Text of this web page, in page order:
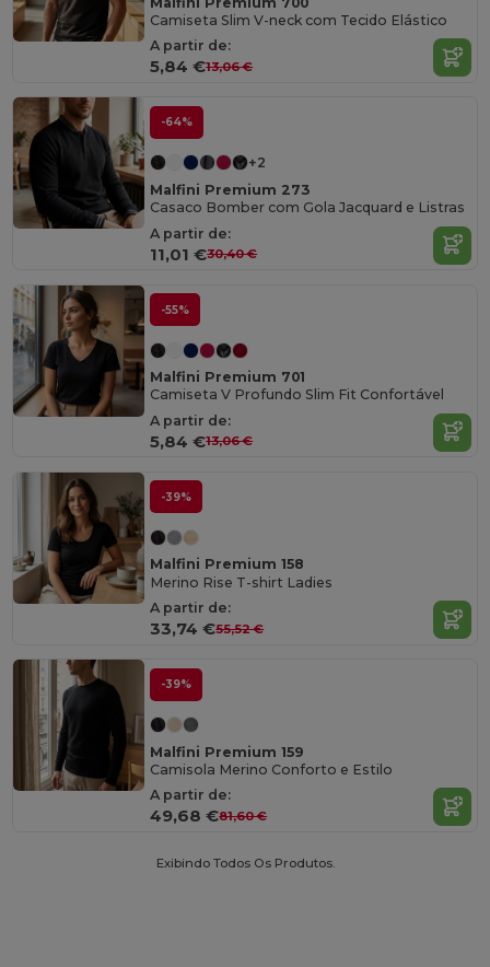
Camiseta Slim V-neck com Tecido Elástico
A partir de:
5,84 €13,06 €
-64%
+2
Malfini Premium 273
Casaco Bomber com Gola Jacquard e Listras
A partir de:
11,01 €30,40 €
-55%
Malfini Premium 701
Camiseta V Profundo Slim Fit Confortável
A partir de:
5,84 €13,06 €
-39%
Malfini Premium 158
Merino Rise T-shirt Ladies
A partir de:
33,74 €55,52 €
-39%
Malfini Premium 159
Camisola Merino Conforto e Estilo
A partir de:
49,68 €81,60 €
Exibindo Todos Os Produtos.